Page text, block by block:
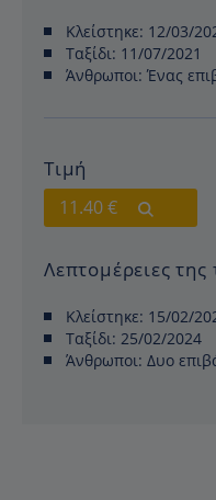
Κλείστηκε: 12/03/
Ταξίδι: 11/07/2021
Άνθρωποι: Ένας
Τιμή
11.40 €
Λεπτομέρειες της
Κλείστηκε: 15/02/
Ταξίδι: 25/02/2024
Άνθρωποι: Δυο